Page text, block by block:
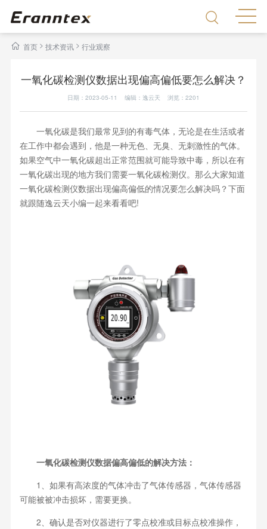
首页> 技术资讯 > 行业观察
一氧化碳检测仪数据出现偏高偏低要怎么解决？
日期：2023-05-11 编辑：逸云天 浏览： 2201
一氧化碳是我们最常见到的有毒气体，无论是在生活或者
在工作中都会遇到，他是一种无色、无臭、无刺激性的气体。
如果空气中一氧化碳超出正常范围就可能导致中毒，所以在有
一氧化碳出现的地方我们需要一氧化碳检测仪。那么大家知道
一氧化碳检测仪数据出现偏高偏低的情况要怎么解决吗？下面
就跟随逸云天小编一起来看看吧!
一氧化碳检测仪数据偏高偏低的解决方法：
1、如果有高浓度的气体冲击了气体传感器，气体传感器
可能被被冲击损坏，需要更换。
2、确认是否对仪器进行了零点校准或目标点校准操作，